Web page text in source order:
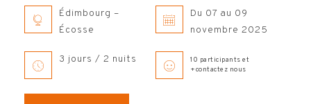
Édimbourg –
Écosse
Du 07 au 09
novembre 2025
3 jours / 2 nuits
10 participants et
+contactez nous